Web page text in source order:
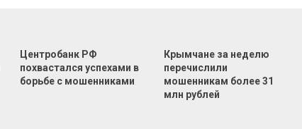
Центробанк РФ
похвастался успехами в
борьбе с мошенниками
Крымчане за неделю
перечислили
мошенникам более 31
млн рублей